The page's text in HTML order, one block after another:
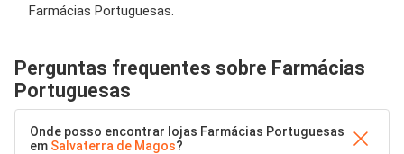
Farmácias Portuguesas.
Perguntas frequentes sobre Farmácias
Portuguesas
Onde posso encontrar lojas Farmácias Portuguesas
em Salvaterra de Magos?